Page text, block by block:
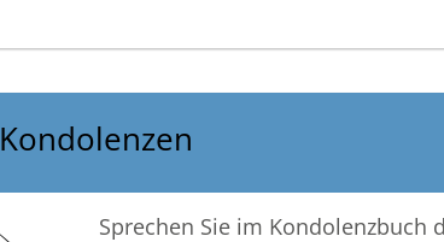
Kondolenzen
Sprechen Sie im Kondolenzbuch